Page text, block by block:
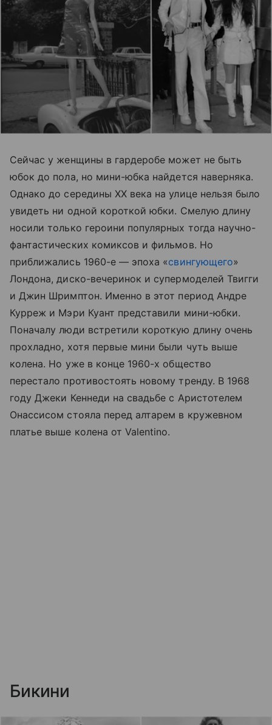
Сейчас у женщины в гардеробе может не быть
юбок до пола, но мини-юбка найдется наверняка.
Однако до середины XX века на улице нельзя было
увидеть ни одной короткой юбки. Смелую длину
носили только героини популярных тогда научно-
фантастических комиксов и фильмов. Но
приближались 1960-е — эпоха «свингующего»
Лондона, диско-вечеринок и супермоделей Твигги
и Джин Шримптон. Именно в этот период Андре
Курреж и Мэри Куант представили мини-юбки.
Поначалу люди встретили короткую длину очень
прохладно, хотя первые мини были чуть выше
колена. Но уже в конце 1960-х общество
перестало противостоять новому тренду. В 1968
году Джеки Кеннеди на свадьбе с Аристотелем
Онассисом стояла перед алтарем в кружевном
платье выше колена от Valentino.
Бикини